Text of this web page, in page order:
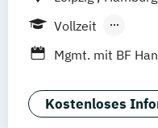
Mannheim
Vollzeit
Mgmt. mit BF
Social Media
Kostenloses